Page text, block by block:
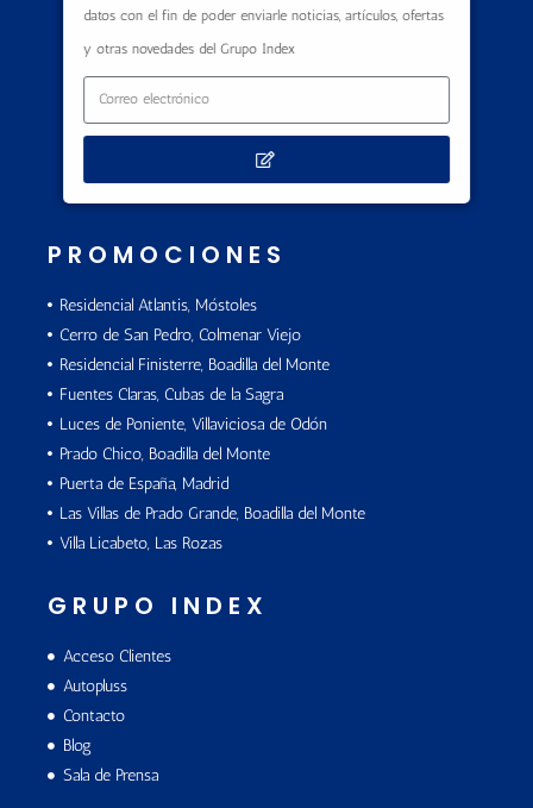
datos con el fin de poder enviarle noticias, artículos, ofertas
y otras novedades del Grupo Index
PROMOCIONES
Residencial Atlantis, Móstoles
Cerro de San Pedro, Colmenar Viejo
Residencial Finisterre, Boadilla del Monte
Fuentes Claras, Cubas de la Sagra
Luces de Poniente, Villaviciosa de Odón
Prado Chico, Boadilla del Monte
Puerta de España, Madrid
Las Villas de Prado Grande, Boadilla del Monte
Villa Licabeto, Las Rozas
GRUPO INDEX
Acceso Clientes
Autopluss
Contacto
Blog
Sala de Prensa